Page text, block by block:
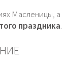
Масленицы, а
праздника.